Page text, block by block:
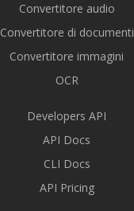
Convertitore audio
Convertitore di documenti
Convertitore immagini
OCR
Developers API
API Docs
CLI Docs
API Pricing